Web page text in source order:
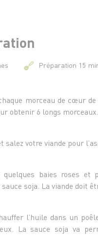
Préparation 15
morceau de cœur
obtenir 6 longs
salez votre viande pour
quelques baies roses et
soja. La viande doit
l’huile dans un
La sauce soja va